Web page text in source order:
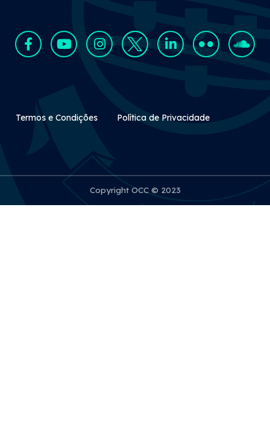
Rodapé Secundário
Termos e Condições Política de Privacidade
Copyright OCC © 2023